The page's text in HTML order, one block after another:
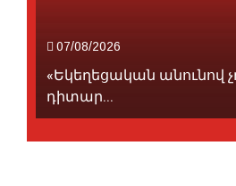
07/08/2026
«Եկեղեցական անունով
դիտար...